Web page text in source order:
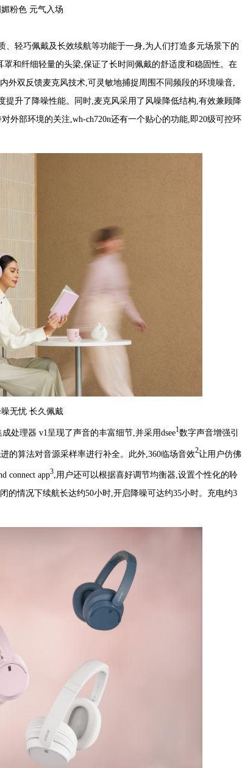
媚粉色 元气入场
、轻巧佩戴及长效续航等功能于一身,为人们打造多元场景下的
和纤细轻量的头梁,保证了长时间佩戴的舒适度和稳固性。在
外双反馈麦克风技术,可灵敏地捕捉周围不同频段的环境噪音,
提升了降噪性能。同时,麦克风采用了风噪降低结构,有效兼顾降
外部环境的关注,wh-ch720n还有一个贴心的功能,即20级可控环
噪无忧 长久佩戴
处理器 v1呈现了声音的丰富细节,并采用dsee1数字声音增强引
的算法对音源采样率进行补全。此外,360临场音效2让用户仿佛
connect app3 ,用户还可以根据喜好调节均衡器,设置个性化的聆
的情况下续航长达约50小时,开启降噪可达约35小时。充电约3